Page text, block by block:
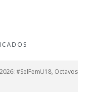
#SelFemU18, Octavos